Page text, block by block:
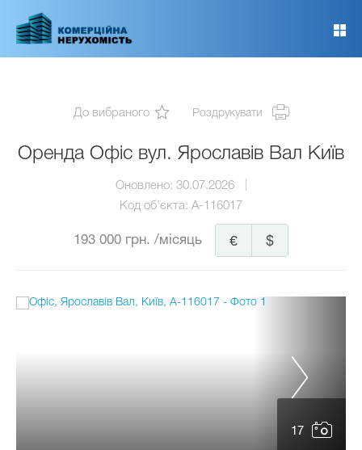
основного
До вибраного Роздрукувати
Оренда Офіс вул. Ярославів Вал Київ
Оновлено: 30.07.2026
Код об'єкта: A-116017
193 000 грн. /місяць $
€
17